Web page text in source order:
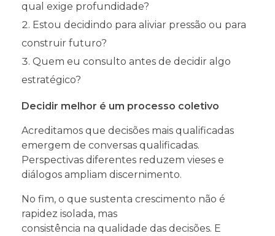
qual exige profundidade?
Estou decidindo para aliviar pressão ou para
construir futuro?
Quem eu consulto antes de decidir algo
estratégico?
Decidir melhor é um processo coletivo
Acreditamos que decisões mais qualificadas
emergem de conversas qualificadas.
Perspectivas diferentes reduzem vieses e
diálogos ampliam discernimento.
No fim, o que sustenta crescimento não é
rapidez isolada, mas
consistência na qualidade das decisões. E